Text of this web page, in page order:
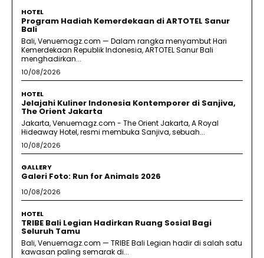
HOTEL
Program Hadiah Kemerdekaan di ARTOTEL Sanur
Bali
Bali, Venuemagz.com — Dalam rangka menyambut Hari
Kemerdekaan Republik Indonesia, ARTOTEL Sanur Bali
menghadirkan...
10/08/2026
HOTEL
Jelajahi Kuliner Indonesia Kontemporer di Sanjiva,
The Orient Jakarta
Jakarta, Venuemagz.com - The Orient Jakarta, A Royal
Hideaway Hotel, resmi membuka Sanjiva, sebuah...
10/08/2026
GALLERY
Galeri Foto: Run for Animals 2026
10/08/2026
HOTEL
TRIBE Bali Legian Hadirkan Ruang Sosial Bagi
Seluruh Tamu
Bali, Venuemagz.com — TRIBE Bali Legian hadir di salah satu
kawasan paling semarak di...